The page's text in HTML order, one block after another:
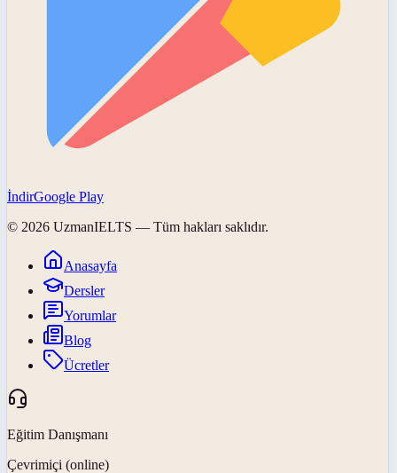
İndirGoogle Play
© 2026 UzmanIELTS — Tüm hakları saklıdır.
Anasayfa
Dersler
Yorumlar
Blog
Ücretler
Eğitim Danışmanı
Çevrimiçi (online)